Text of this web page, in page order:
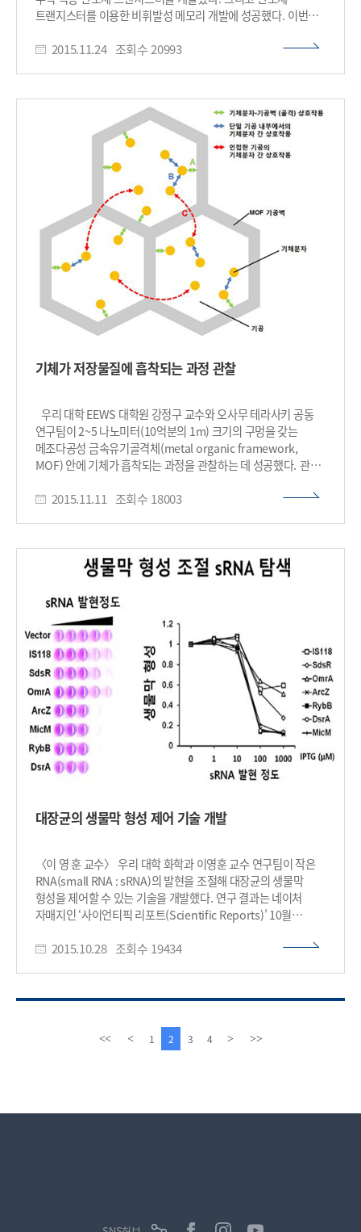
시행하는 글로벌프론티어사업(바이오나노헬스가드연구단)과
중견연구자지원사업(도약연구)의 지원을 받아 수행됐다. □ 그림
설명 그림1. 압타머와 금속이온의 상호작용에 의하 가역적으로
조절되는 중합효소 활성 모식도 ​
트랜지스터를 이용한 비휘발성 메모리 개발에 성공했다. 이번
6일자 온라인판에 게재됐다. 반도체 트랜지스터 분야는 모든
성능의 향상을 거듭했으나 최근 10나노미터 시대에 접어들며
제작 공정의 한계 및 누설전류로 인한 전력소모 문제가 커지고
있다. 학계 및 산업계는 문제 해결을 위해 전면-게이트 실리콘
나노선 구조를 개발했다. 이는 누설전류 제어에 가장 효과적인
구조로 저전력 트랜지스터 개발에 이용됐다. 그러나 이 역시
소형화에 따른 나노선 면적 감소로 성능 저하의 한계가 있었다.
연구팀은 전면-게이트 실리콘 나노선을 수직으로 5단으로 쌓아
문제를 해결했다. 이 5단 적층 실리콘 나노선 채널을 보유한
반도체 트랜지스터는 단일 나노선 기반의 트랜지스터보다 5배의
향상된 성능을 보였다. 또한 수직 적층 나노선 구조는 말 그대로
위로 쌓기 때문에 단일 구조와 달리 면적이 증가되지 않아 집적도
향상에도 기여할 수 있다. 나노선 수직 적층은 개발된 ‘일괄
플라즈마 건식 식각 공정’ 방식을 통해 이뤄졌다. 이 공정은
고분자 중합체를 이용해 패턴이 형성될 영역에 미리 보호막을 친
뒤 등방성 건식 식각을 통해 나노선 구조를 형성하는 기술이다.
결과물이다. 이 기술은 지속적 소형화로 인해 기술적 한계에
것으로 기대된다. 관련 연구가 이전부터 진행됐지만 더 간단한
공정기술을 이용해 가장 많은 나노선 채널의 적층에 성공했기
때문에 비용절감 및 제작 시간 단축, 반도체 트랜지스터의 성능
향상으로 인한 상용화 등에 크게 기여할 것으로 예상된다.
연구팀은 건식 식각 공정 기술이 기존 방법보다 간단하고
안정적으로 수직 적층 실리콘나노선 구조 제작을 가능하게
함으로써 고성능 트랜지스터 개발에 응용 가능할 것이라고
밝혔다. 이병현 연구원과 강민호 박사는 “이번 기술 개발은
반도체 연구 기반과 김진수 부장 포함 관련 연구진들의 우수한
공정 능력이 뒷받침돼 가능했다”고 소감을 말했다. 이번 연구는
글로벌프론티어사업 스마트IT융합시스템 연구단의 지원을 받아
수행됐다. 연구를 주도한 이병현 연구원은 우리 대학 최양규 교수
지도하에 박사과정을 수행 중이며, 삼성전자 메모리 사업부의
책임 연구원으로 재직 중이다. □ 그림 설명 그림1. 일괄 플라즈마
건식 식각 공정 과정의 모식도. 그림2. 서로 다른 방향에서 단면을
관찰한 주사 전자 현미경 사진 및 투과 전자 현미경 사진 ​
2015.11.24 조회수 20993
기체가 저장물질에 흡착되는 과정 관찰
우리 대학 EEWS 대학원 강정구 교수와 오사무 테라사키 공동
연구팀이 2~5 나노미터(10억분의 1m) 크기의 구멍을 갖는
메조다공성 금속유기골격체(metal organic framework,
MOF) 안에 기체가 흡착되는 과정을 관찰하는 데 성공했다. 관찰
밀도로 흡착된다는 사실을 발견했다. 이는 기존의 학설과
학술지 ‘네이처’ 11월 9일자 온라인 판에 게재됐다. 메조다공성
금속유기골격체는 넓은 비표면적을 갖고 있어 수소나 메탄,
이산화탄소 등의 가스 저장에 용이한 저장물질이다. 효율적인
가스 저장을 위해서는 기체가 저장물질에 어떻게 흡착하는지
이해하는 것이 중요하다. 그러나 일반적인 기체 흡착 측정 장비의
경우에는 흡착 거동을 직접적으로 관찰할 수 없다는 한계가
있었다. 문제 해결을 위해 연구팀은 기존에 존재하는 두 개의
장비를 이용했다. 구조적 정보를 얻을 수 있는 X-선 소각산란
(small angle X-ray scattering, SAXS) 측정 장비와 기체흡착
측정 장비를 결합했다. 두 장비가 결합된 실시간 기체 흡착 SAXS
시스템을 개발해 메조다공성 금속유기골격체의 결정에 기체가
흡착하는 과정을 실시간으로 관찰했다. 연구팀은 관찰 과정에서
금속유기골격체의 모든 기공에 기체가 균일하게 흡착되지 않고
각자 다른 밀도로 흡착된다는 사실을 발견했다. 그리고 압력이
증가하면서 급격하게 초격자 구조로 변이된 후 서서히 균일하게
들어간다는 학설을 뒤집는 발견이다. 이것이 가능했던 이유는
구멍의 기체분자끼리도 상호작용하기 때문에 발생하는 현상이다.
따라서 메조다공성 금속유기골격체를 사용한다면 기존
저장물질에 비해 더 적은 용량으로 더 많은 가스를 저장할 수 있는
고효율 저장장치를 개발할 수 있게 된다. 이 기술을 기반으로
새로운 고용량 가스저장 물질의 제작이 가능해짐으로써, 여러
운송수단이나 가스를 사용하는 기계의 성능을 끌어올릴 수 있을
것으로 기대된다. 연구를 주도한 조해성 박사는 “단일 기공
내부의 기체 분자 뿐 아니라 다른 기공의 기체 분자 간 상호작용에
말했다. 이번 연구는 미래창조과학부 글로벌프론티어사업,
인공광합성사업, BK21PLUS의 지원을 받아 수행됐다. □ 그림
2015.11.11 조회수 18003
대장균의 생물막 형성 제어 기술 개발
〈이 영 훈 교수〉 우리 대학 화학과 이영훈 교수 연구팀이 작은
RNA(small RNA : sRNA)의 발현을 조절해 대장균의 생물막
형성을 제어할 수 있는 기술을 개발했다. 연구 결과는 네이처
자매지인 ‘사이언티픽 리포트(Scientific Reports)’ 10월
스스로를 보호하기 위해 다량체로 이뤄진 세포성분을 분비한다.
어려울 뿐 아니라 세균의 생체 내 증식, 치석, 의료기기 오염,
일으키고 있다. 특히 생물막을 형성하고 있는 세균들은 항생제에
매우 높은 내성을 가질 수 있어 슈퍼박테리아의 항생제 내성의
형성의 원리를 규명하기 위해 이 sRNA를 연구해 왔다. 현재
새롭게 발견했고, 생물막 형성을 위한 생리적 변화(세포운동성,
2015.10.28 조회수 19434
<< <이
1 2 3 4 > >>